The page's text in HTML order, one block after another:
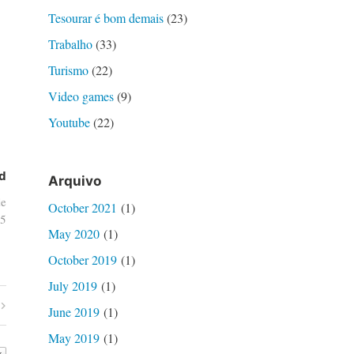
Tesourar é bom demais(23)
Trabalho(33)
Turismo(22)
Video games(9)
Youtube(22)
Arquivo
October 2021 (1)
May 2020(1)
October 2019(1)
July 2019(1)
June 2019(1)
May 2019(1)